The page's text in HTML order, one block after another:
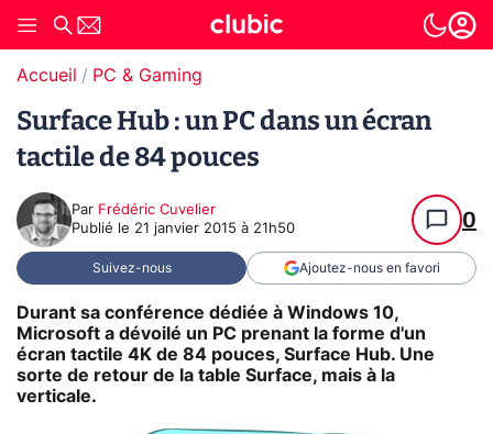
Accueil PC & Gaming
Surface Hub : un PC dans un écran
tactile de 84 pouces
Par Frédéric Cuvelier
Publié le 21 janvier 2015 à 21h50 0
Suivez-nous Ajoutez-nous en favori
Durant sa conférence dédiée à Windows 10,
Microsoft a dévoilé un PC prenant la forme d'un
écran tactile 4K de 84 pouces, Surface Hub. Une
sorte de retour de la table Surface, mais à la
verticale.